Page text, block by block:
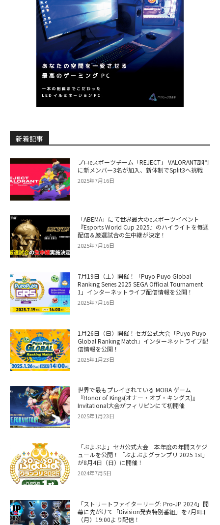
新着記事
プロeスポーツチーム「REJECT」 VALORANT部門
に新メンバー3名が加入、新体制でSplit3へ挑戦
2025年7月16日
「ABEMA」にて世界最大のeスポーツイベント
『Esports World Cup 2025』のハイライトを毎週
配信＆厳選試合の生中継が決定！
2025年7月16日
7月19日（土）開催！「Puyo Puyo Global
Ranking Series 2025 SEGA Official Tournament
1」インターネットライブ配信情報を公開！
2025年7月16日
1月26日（日）開催！セガ公式大会「Puyo Puyo
Global Ranking Match」インターネットライブ配
信情報を公開！
2025年1月23日
世界で最もプレイされている MOBA ゲーム
『Honor of Kings(オナー・オブ・キングス)』
Invitational大会がフィリピンにて初開催
2025年1月23日
「ぷよぷよ」セガ公式大会 本年度の年間スケジ
ュールを公開！「ぷよぷよグランプリ 2025 1st」
が8月4日（日）に開催！
2024年7月5日
「ストリートファイターリーグ: Pro-JP 2024」開
幕に先がけて「Division発表特別番組」を7月8日
（月）19:00より配信！